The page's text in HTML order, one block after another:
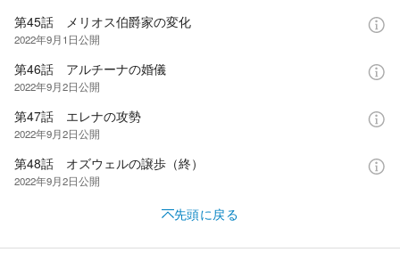
第45話 メリオス伯爵家の変化
2022年9月1日公開
第46話 アルチーナの婚儀
2022年9月2日公開
第47話 エレナの攻勢
2022年9月2日公開
第48話 オズウェルの譲歩（終）
2022年9月2日公開
先頭に戻る